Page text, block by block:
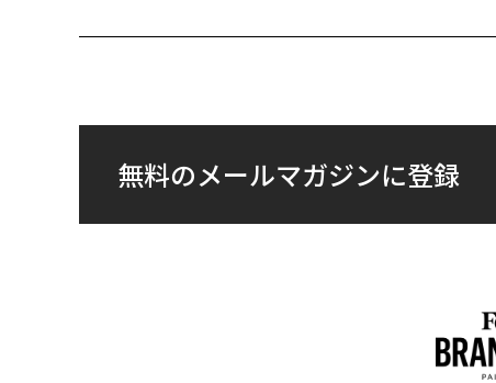
無料のメールマガジンに登録